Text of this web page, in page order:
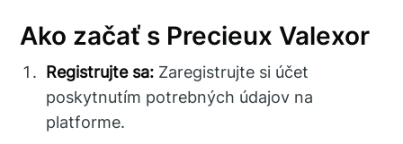
Ako začať s Precieux Valexor
Registrujte sa: Zaregistrujte si účet
poskytnutím potrebných údajov na
platforme.